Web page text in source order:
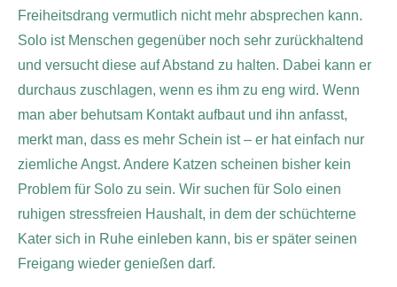
Freiheitsdrang vermutlich nicht mehr absprechen kann.
Solo ist Menschen gegenüber noch sehr zurückhaltend
und versucht diese auf Abstand zu halten. Dabei kann er
durchaus zuschlagen, wenn es ihm zu eng wird. Wenn
man aber behutsam Kontakt aufbaut und ihn anfasst,
merkt man, dass es mehr Schein ist – er hat einfach nur
ziemliche Angst. Andere Katzen scheinen bisher kein
Problem für Solo zu sein. Wir suchen für Solo einen
ruhigen stressfreien Haushalt, in dem der schüchterne
Kater sich in Ruhe einleben kann, bis er später seinen
Freigang wieder genießen darf.